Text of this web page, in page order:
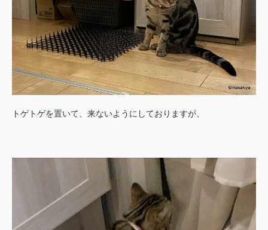
トゲトゲを置いて、来ないようにしておりますが、